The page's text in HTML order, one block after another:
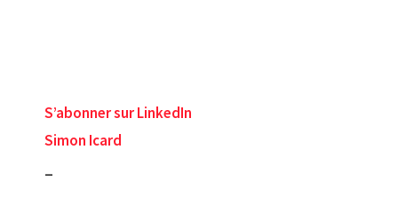
S’abonner sur LinkedIn
Simon Icard